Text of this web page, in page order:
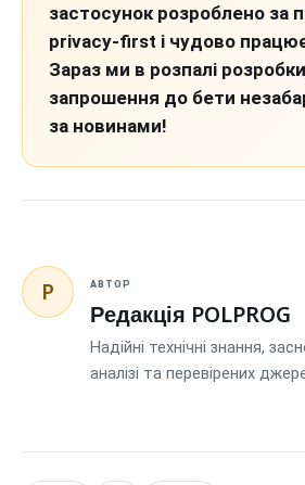
застосунок розроблено за
privacy-first і чудово
Зараз ми в розпалі
запрошення до бети
за новинами!
P АВТОР
Редакція POLPROG
Надійні технічні знання,
аналізі та перевірених